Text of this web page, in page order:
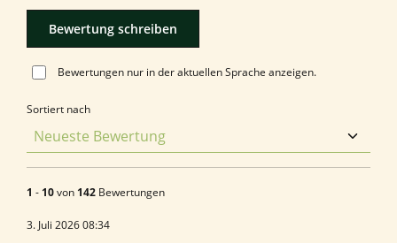
Bewertung schreiben
Bewertungen nur in der aktuellen Sprache anzeigen.
Sortiert nach
1 - 10von 142 Bewertungen
3. Juli 2026 08:34